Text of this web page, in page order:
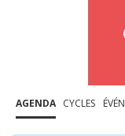
AGENDA CYCLES